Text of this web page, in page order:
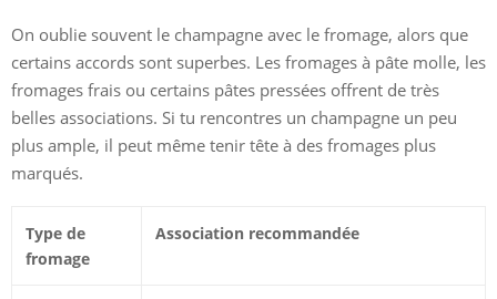
On oublie souvent le champagne avec le fromage, alors que
certains accords sont superbes. Les fromages à pâte molle, les
fromages frais ou certains pâtes pressées offrent de très
belles associations. Si tu rencontres un champagne un peu
plus ample, il peut même tenir tête à des fromages plus
marqués.
Type de
fromage
Association recommandée